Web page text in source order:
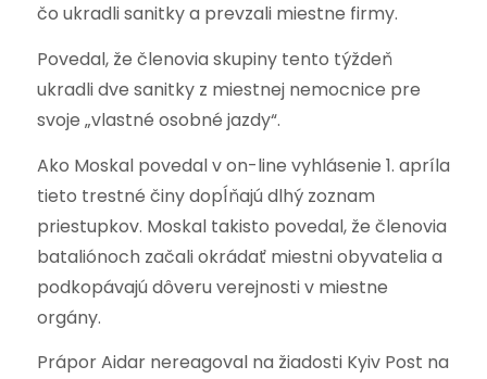
čo ukradli sanitky a prevzali miestne firmy.
Povedal, že členovia skupiny tento týždeň
ukradli dve sanitky z miestnej nemocnice pre
svoje „vlastné osobné jazdy“.
Ako Moskal povedal v on-line vyhlásenie 1. apríla
tieto trestné činy dopĺňajú dlhý zoznam
priestupkov. Moskal takisto povedal, že členovia
bataliónoch začali okrádať miestni obyvatelia a
podkopávajú dôveru verejnosti v miestne
orgány.
Prápor Aidar nereagoval na žiadosti Kyiv Post na